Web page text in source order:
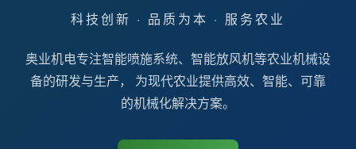
科技创新 · 品质为本 · 服务农业
奥业机电专注智能喷施系统、智能放风机等农业机械设
备的研发与生产， 为现代农业提供高效、智能、可靠
的机械化解决方案。